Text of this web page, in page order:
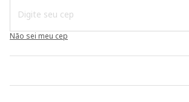
Não sei meu cep